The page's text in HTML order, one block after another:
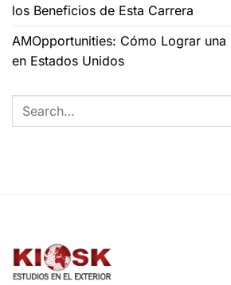
los Beneficios de Esta Carrera
AMOpportunities: Cómo Lograr una
en Estados Unidos